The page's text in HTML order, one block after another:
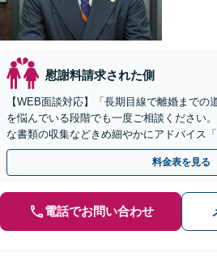
慰謝料請求された側
【WEB面談対応】「長期目線で離婚までの
を悩んでいる段階でも一度ご相談ください
な書類の収集などきめ細やかにアドバイス
日夜間相談可】【上本町から徒歩10秒】
料金表を見る
電話でお問い合わせ